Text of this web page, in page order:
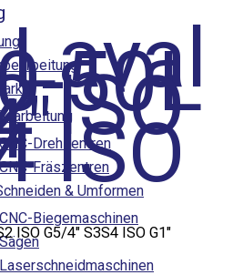
CNC-Drehzentren
CNC-Fräszentren
& Umformen
CNC-Biegemaschinen
Sägen
Laserschneidmaschinen
50L
ISO
ISO
ISO G5/4″ S3S4 ISO G1″